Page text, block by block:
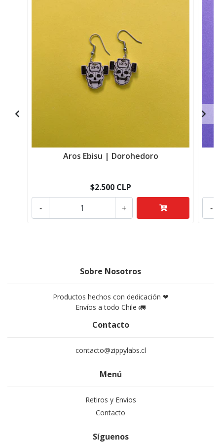
Aros Ebisu | Dorohedoro
$2.500 CLP
+
- -
Sobre Nosotros
Productos hechos con dedicación ❤
Envíos a todo Chile 🚛
Contacto
contacto@zippylabs.cl
Menú
Retiros y Envios
Contacto
Síguenos